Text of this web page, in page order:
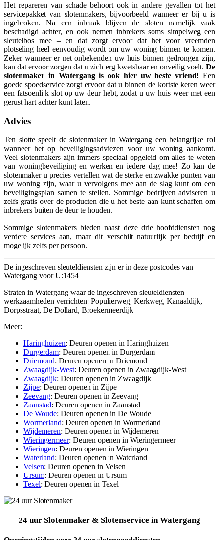
Het repareren van schade behoort ook in andere gevallen tot het
servicepakket van slotenmakers, bijvoorbeeld wanneer er bij u is
ingebroken. Na een inbraak blijven de sloten namelijk vaak
beschadigd achter, en ook nemen inbrekers soms simpelweg een
sleutelbos mee – en dat zorgt ervoor dat het voor vreemden
plotseling heel eenvoudig wordt om uw woning binnen te komen.
Zeker wanneer er net onbekenden uw huis binnen gedrongen zijn,
kan dat ervoor zorgen dat u zich erg kwetsbaar en onveilig voelt. De
slotenmaker in Watergang is ook hier uw beste vriend! Een
goede spoedservice zorgt ervoor dat u binnen de kortste keren weer
een fatsoenlijk slot op uw deur hebt, zodat u uw huis weer met een
gerust hart achter kunt laten.
Advies
Ten slotte speelt de slotenmaker in Watergang een belangrijke rol
wanneer het op beveiligingsadviezen voor uw woning aankomt.
Veel slotenmakers zijn immers speciaal opgeleid om alles te weten
van woningbeveiliging en werken en iedere dag mee! Zo kan de
slotenmaker u precies vertellen wat de sterke en zwakke punten van
uw woning zijn, waar u vervolgens mee aan de slag kunt om een
beveiligingsplan samen te stellen. Sommige bedrijven adviseren u
zelfs gratis over de producten die u het beste aan kunt schaffen om
inbrekers buiten de deur te houden.
Sommige slotenmakers bieden naast deze drie hoofddiensten nog
verdere services aan, maar dit verschilt natuurlijk per bedrijf en
mogelijk zelfs per persoon.
De ingeschreven sleuteldiensten zijn er in deze postcodes van
Watergang voor U:1454
Straten in Watergang waar de ingeschreven sleuteldiensten
werkzaamheden verrichten: Populierweg, Kerkweg, Kanaaldijk,
Dorpsstraat, De Dollard, Broekermeerdijk
Meer:
Haringhuizen: Deuren openen in Haringhuizen
Durgerdam: Deuren openen in Durgerdam
Driemond: Deuren openen in Driemond
Zwaagdijk-West: Deuren openen in Zwaagdijk-West
Zwaagdijk: Deuren openen in Zwaagdijk
Zijpe: Deuren openen in Zijpe
Zeevang: Deuren openen in Zeevang
Zaanstad: Deuren openen in Zaanstad
De Woude: Deuren openen in De Woude
Wormerland: Deuren openen in Wormerland
Wijdemeren: Deuren openen in Wijdemeren
Wieringermeer: Deuren openen in Wieringermeer
Wieringen: Deuren openen in Wieringen
Waterland: Deuren openen in Waterland
Velsen: Deuren openen in Velsen
Ursum: Deuren openen in Ursum
Texel: Deuren openen in Texel
24 uur Slotenmaker & Slotenservice in Watergang